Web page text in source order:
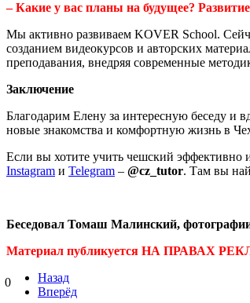
– Какие у вас планы на будущее?
Мы активно развиваем KOVER School.
созданием видеокурсов и авторских
преподавания, внедряя современные
Заключение
Благодарим Елену за интересную беседу и
новые знакомства и комфортную жизнь в
Если вы хотите учить чешский эффективно
Instagram и Telegram – @cz_tutor. Там вы
Беседовал Томаш Малинский,
Материал публикуется НА ПРАВАХ
0
Назад
Вперёд